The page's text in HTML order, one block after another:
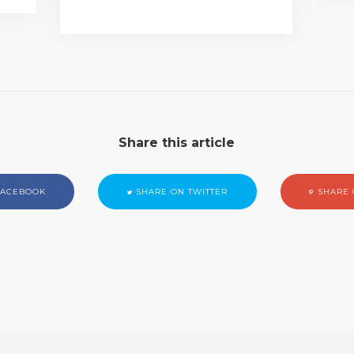
Share this article
SHARE ON TWITTER SHARE